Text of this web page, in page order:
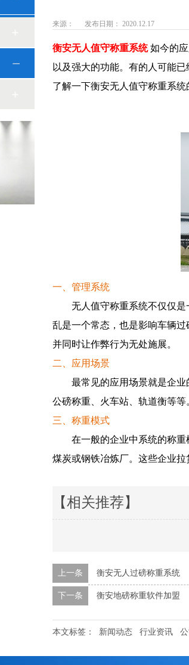
来源： 发布日期： 2020.12.17
衡安无人值守称重系统 如今的
以及强大的功能。有的人可能
了解一下衡安无人值守称重系统
一、管理系统
无人值守称重系统不仅仅是
乱是一个常态，也是影响车辆
并同时让作弊行为无处施展。
二、应用场景
最常见的应用场景就是企业
公磅称重、火车站、轨道衡等等
三、称重模式
在一般的企业中系统的称重
煤炭或钢铁冶炼厂。这些企业
【相关推荐】
上一条 衡安无人过磅称重系统
下一条 衡安地磅称重软件加盟
本文标签： 新闻动态 行业资讯